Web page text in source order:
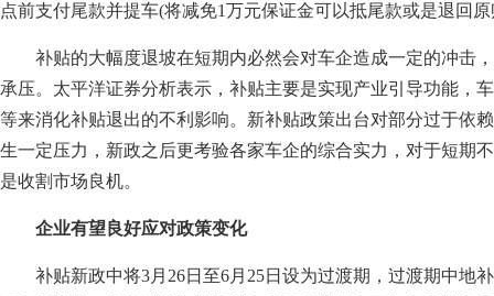
点前支付尾款并提车(将减免1万元保证金可以抵尾款或是退回
补贴的大幅度退坡在短期内必然会对车企造成一定的冲击
承压。太平洋证券分析表示，补贴主要是实现产业引导功能，
等来消化补贴退出的不利影响。新补贴政策出台对部分过于依
生一定压力，新政之后更考验各家车企的综合实力，对于短期
是收割市场良机。
企业有望良好应对政策变化
补贴新政中将3月26日至6月25日设为过渡期，过渡期中地